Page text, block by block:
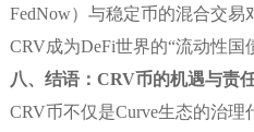
FedNow）与稳定币的混合交易
CRV成为DeFi世界的“流动性国
八、结语：CRV币的机遇与责
CRV币不仅是Curve生态的治